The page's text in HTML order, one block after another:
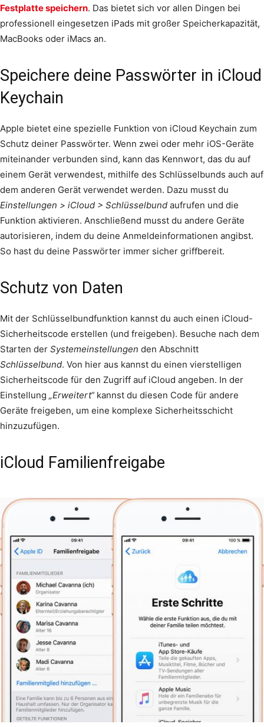
Festplatte speichern. Das bietet sich vor allen Dingen bei
professionell eingesetzen iPads mit großer Speicherkapazität,
MacBooks oder iMacs an.
Speichere deine Passwörter in iCloud
Keychain
Apple bietet eine spezielle Funktion von iCloud Keychain zum
Schutz deiner Passwörter. Wenn zwei oder mehr iOS-Geräte
miteinander verbunden sind, kann das Kennwort, das du auf
einem Gerät verwendest, mithilfe des Schlüsselbunds auch auf
dem anderen Gerät verwendet werden. Dazu musst du
Einstellungen > iCloud > Schlüsselbund aufrufen und die
Funktion aktivieren. Anschließend musst du andere Geräte
autorisieren, indem du deine Anmeldeinformationen angibst.
So hast du deine Passwörter immer sicher griffbereit.
Schutz von Daten
Mit der Schlüsselbundfunktion kannst du auch einen iCloud-
Sicherheitscode erstellen (und freigeben). Besuche nach dem
Starten der Systemeinstellungen den Abschnitt
Schlüsselbund. Von hier aus kannst du einen vierstelligen
Sicherheitscode für den Zugriff auf iCloud angeben. In der
Einstellung „Erweitert“kannst du diesen Code für andere
Geräte freigeben, um eine komplexe Sicherheitsschicht
hinzuzufügen.
iCloud Familienfreigabe